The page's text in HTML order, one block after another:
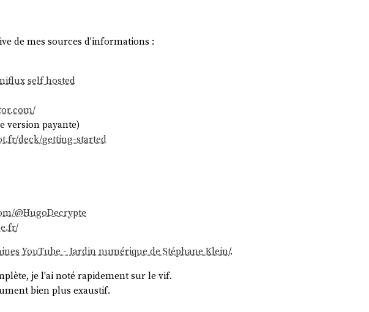
de mes sources d'informations :
self hosted
version payante)
deck/getting-started
@HugoDecrypte
YouTube - Jardin numérique de Stéphane Klein/.
je l'ai noté rapidement sur le vif.
bien plus exaustif.